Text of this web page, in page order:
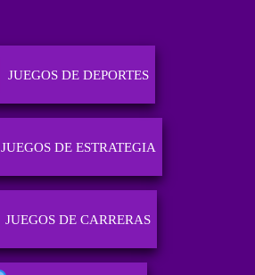
JUEGOS DE DEPORTES
JUEGOS DE ESTRATEGIA
JUEGOS DE CARRERAS